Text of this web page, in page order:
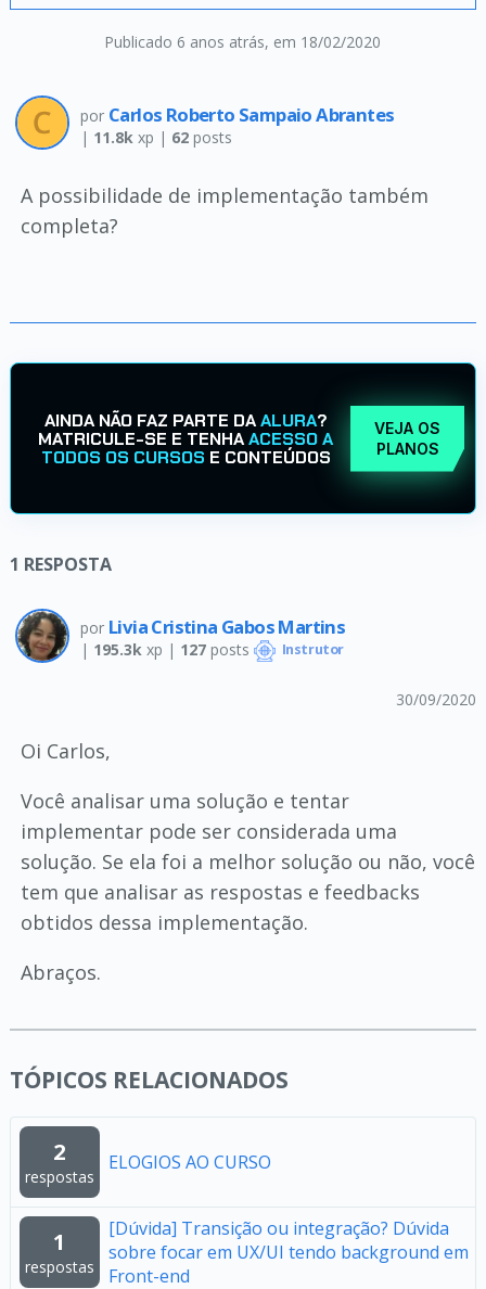
Publicado 6 anos atrás, em 18/02/2020
por Carlos Roberto Sampaio Abrantes
| 11.8kxp | 62posts
A possibilidade de implementação também
completa?
AINDA NÃO FAZ PARTE DAALURA?
MATRICULE-SE E TENHAACESSO A
TODOS OS CURSOS E CONTEÚDOS
VEJA OS
PLANOS
1 RESPOSTA
por Livia Cristina Gabos Martins
| 195.3k xp | 127posts Instrutor
30/09/2020
Oi Carlos,
Você analisar uma solução e tentar
implementar pode ser considerada uma
solução. Se ela foi a melhor solução ou não, você
tem que analisar as respostas e feedbacks
obtidos dessa implementação.
Abraços.
TÓPICOS RELACIONADOS
2
respostas
ELOGIOS AO CURSO
1
respostas
[Dúvida] Transição ou integração? Dúvida
sobre focar em UX/UI tendo background em
Front-end